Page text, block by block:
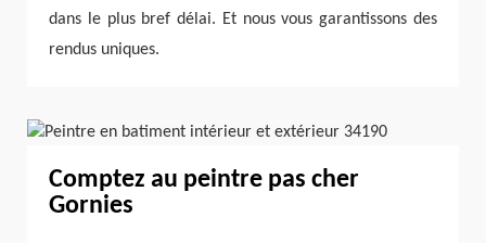
dans le plus bref délai. Et nous vous garantissons des
rendus uniques.
Comptez au peintre pas cher
Gornies